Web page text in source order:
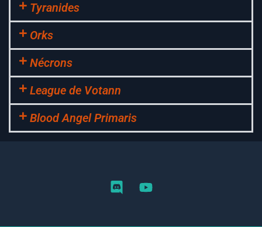
Tyranides
Orks
Nécrons
League de Votann
Blood Angel Primaris